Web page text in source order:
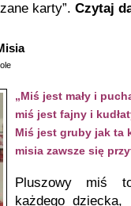
karty”. Czytaj
„Miś jest mały i
miś jest fajny i
Miś jest gruby jak ta
misia zawsze się
Pluszowy miś
każdego dziecka,